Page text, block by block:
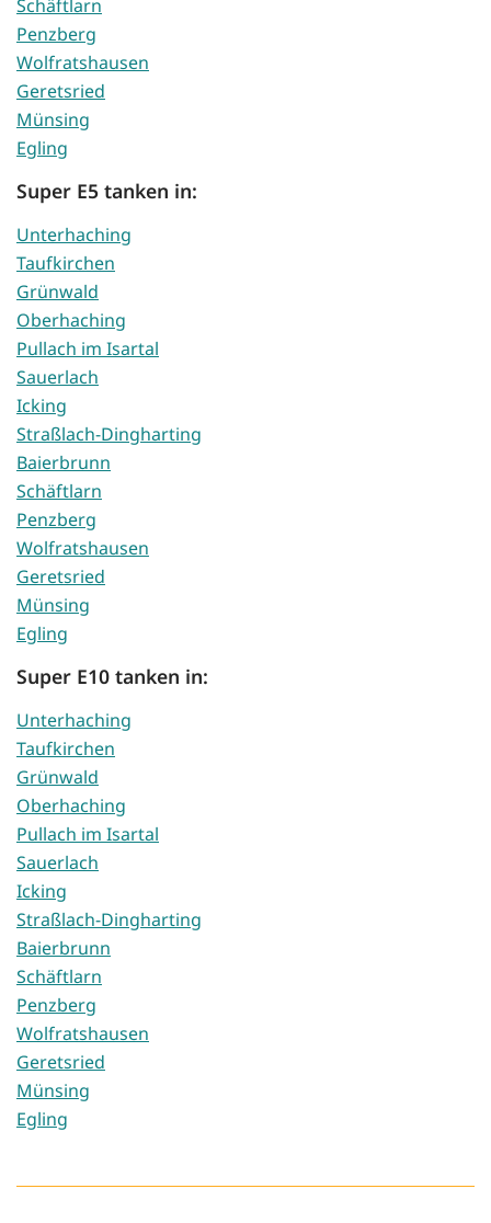
Schäftlarn
Penzberg
Wolfratshausen
Geretsried
Münsing
Egling
Super E5 tanken in:
Unterhaching
Taufkirchen
Grünwald
Oberhaching
Pullach im Isartal
Sauerlach
Icking
Straßlach-Dingharting
Baierbrunn
Schäftlarn
Penzberg
Wolfratshausen
Geretsried
Münsing
Egling
Super E10 tanken in:
Unterhaching
Taufkirchen
Grünwald
Oberhaching
Pullach im Isartal
Sauerlach
Icking
Straßlach-Dingharting
Baierbrunn
Schäftlarn
Penzberg
Wolfratshausen
Geretsried
Münsing
Egling